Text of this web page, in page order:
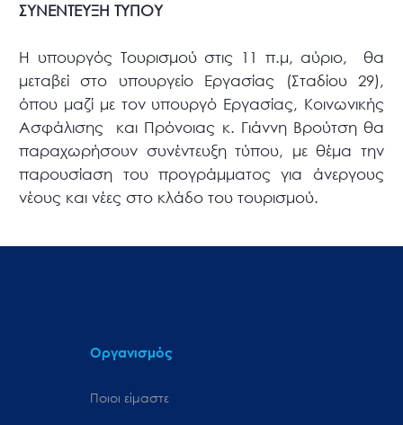
ΣΥΝΕΝΤΕΥΞΗ ΤΥΠΟΥ
Η υπουργός Τουρισμού στις 11 π.μ, αύριο, θα
μεταβεί στο υπουργείο Εργασίας (Σταδίου 29),
όπου μαζί με τον υπουργό Εργασίας, Κοινωνικής
Ασφάλισης και Πρόνοιας κ. Γιάννη Βρούτση θα
παραχωρήσουν συνέντευξη τύπου, με θέμα την
παρουσίαση του προγράμματος για άνεργους
νέους και νέες στο κλάδο του τουρισμού.
Οργανισμός
Ποιοι είμαστε